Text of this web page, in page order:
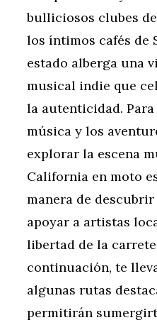
bulliciosos clubes
los íntimos cafés de
estado alberga una
musical indie que
la autenticidad.
música y los
explorar la escena
California en moto
manera de
apoyar a artistas
libertad de la
continuación, te
algunas rutas
permitirán